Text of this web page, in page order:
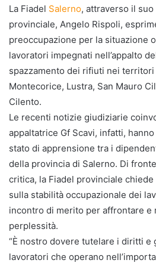
La Fiadel Salerno, attraverso il
provinciale, Angelo Rispoli,
preoccupazione per la situazione
lavoratori impegnati nell’appalto
spazzamento dei rifiuti nei territori
Montecorice, Lustra, San Mauro
Cilento.
Le recenti notizie giudiziarie
appaltatrice Gf Scavi, infatti,
stato di apprensione tra i
della provincia di Salerno. Di
critica, la Fiadel provinciale
sulla stabilità occupazionale dei
incontro di merito per affrontare e
perplessità.
“È nostro dovere tutelare i diritti e
lavoratori che operano